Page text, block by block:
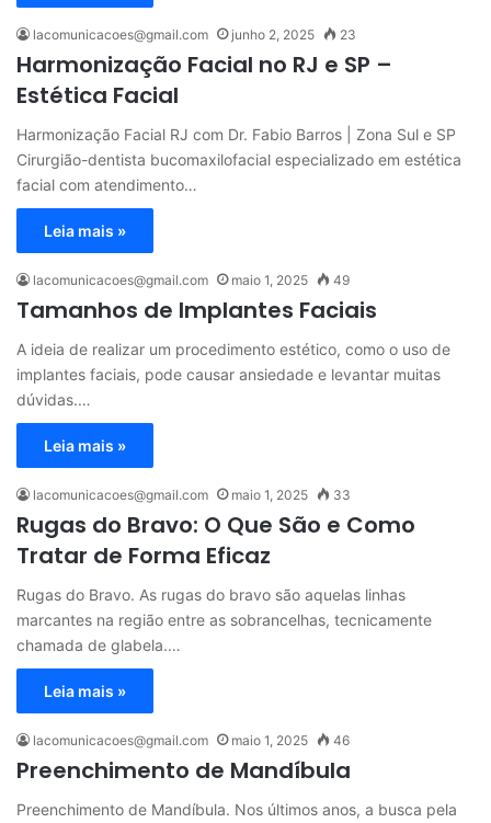
lacomunicacoes@gmail.com junho 2, 2025 23
Harmonização Facial no RJ e SP –
Estética Facial
Harmonização Facial RJ com Dr. Fabio Barros | Zona Sul e SP
Cirurgião-dentista bucomaxilofacial especializado em estética
facial com atendimento…
Leia mais »
lacomunicacoes@gmail.com maio 1, 2025 49
Tamanhos de Implantes Faciais
A ideia de realizar um procedimento estético, como o uso de
implantes faciais, pode causar ansiedade e levantar muitas
dúvidas.…
Leia mais »
lacomunicacoes@gmail.com maio 1, 2025 33
Rugas do Bravo: O Que São e Como
Tratar de Forma Eficaz
Rugas do Bravo. As rugas do bravo são aquelas linhas
marcantes na região entre as sobrancelhas, tecnicamente
chamada de glabela.…
Leia mais »
lacomunicacoes@gmail.com maio 1, 2025 46
Preenchimento de Mandíbula
Preenchimento de Mandíbula. Nos últimos anos, a busca pela